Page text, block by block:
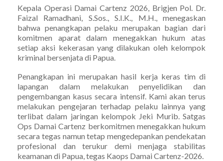
Kepala Operasi Damai Cartenz 2026, Brigjen Pol. Dr.
Faizal Ramadhani, S.Sos., S.I.K., M.H., menegaskan
bahwa penangkapan pelaku merupakan bagian dari
komitmen aparat dalam menegakkan hukum atas
setiap aksi kekerasan yang dilakukan oleh kelompok
kriminal bersenjata di Papua.
Penangkapan ini merupakan hasil kerja keras tim di
lapangan dalam melakukan penyelidikan dan
pengembangan kasus secara intensif. Kami akan terus
melakukan pengejaran terhadap pelaku lainnya yang
terlibat dalam jaringan kelompok Jeki Murib. Satgas
Ops Damai Cartenz berkomitmen menegakkan hukum
secara tegas namun tetap mengedepankan pendekatan
profesional dan terukur demi menjaga stabilitas
keamanan di Papua, tegas Kaops Damai Cartenz-2026.